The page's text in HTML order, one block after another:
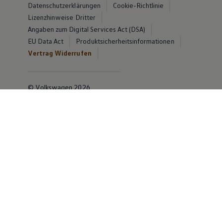
Datenschutzerklärungen
Cookie-Richtlinie
Lizenzhinweise Dritter
Angaben zum Digital Services Act (DSA)
EU Data Act
Produktsicherheitsinformationen
Vertrag Widerrufen
© Volkswagen 2026